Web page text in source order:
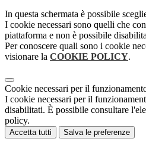
In questa schermata è possibile
I cookie necessari sono quelli che
piattaforma e non è possibile
Per conoscere quali sono i cookie
visionare la COOKIE POLICY.
Cookie necessari per il
I cookie necessari per il
disabilitati. È possibile consultare
policy.
Accetta tutti Salva le preferenze